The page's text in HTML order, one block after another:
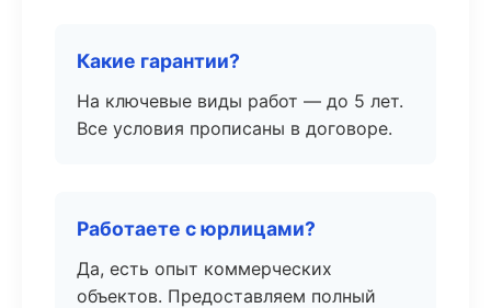
Какие гарантии?
На ключевые виды работ — до 5 лет.
Все условия прописаны в договоре.
Работаете с юрлицами?
Да, есть опыт коммерческих
объектов. Предоставляем полный